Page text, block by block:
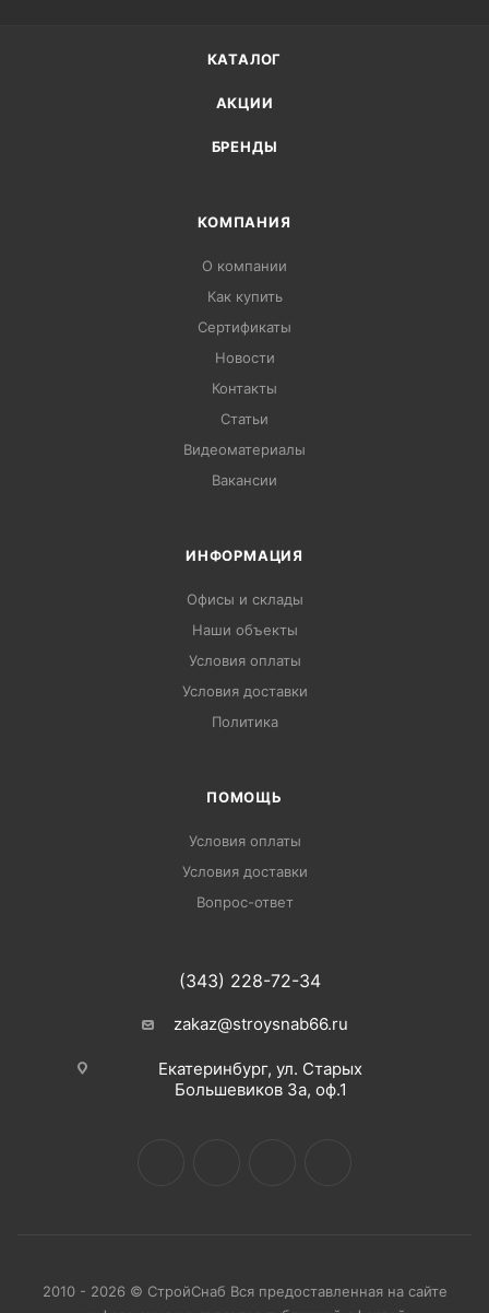
КАТАЛОГ
АКЦИИ
БРЕНДЫ
КОМПАНИЯ
О компании
Как купить
Сертификаты
Новости
Контакты
Статьи
Видеоматериалы
Вакансии
ИНФОРМАЦИЯ
Офисы и склады
Наши объекты
Условия оплаты
Условия доставки
Политика
ПОМОЩЬ
Условия оплаты
Условия доставки
Вопрос-ответ
(343) 228-72-34
zakaz@stroysnab66.ru
Екатеринбург, ул. Старых
Большевиков 3а, оф.1
2010 - 2026 © СтройСнаб Вся предоставленная на сайте